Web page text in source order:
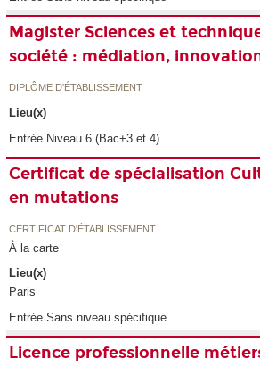
Magister Sciences et
société : médiation,
DIPLÔME D'ÉTABLISSEMENT
Lieu(x)
Entrée Niveau 6 (Bac+3 et 4)
Certificat de spécialisation
en mutations
CERTIFICAT D'ÉTABLISSEMENT
À la carte
Lieu(x)
Paris
Entrée Sans niveau spécifique
Licence professionnelle